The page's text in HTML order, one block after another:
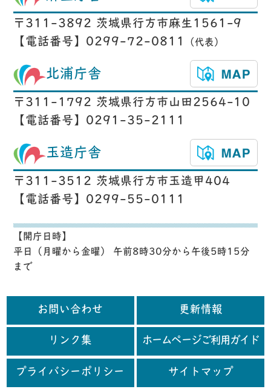
〒311-3892 茨城県行方市麻生1561-9
【電話番号】0299-72-0811
（代表）
北浦庁舎
〒311-1792 茨城県行方市山田2564-10
【電話番号】0291-35-2111
玉造庁舎
〒311-3512 茨城県行方市玉造甲404
【電話番号】0299-55-0111
【開庁日時】
平日（月曜から金曜） 午前8時30分から午後5時15分
まで
お問い合わせ 更新情報
リンク集 ホームページご利用ガイド
プライバシーポリシー サイトマップ